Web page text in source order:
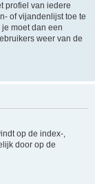
profiel van iedere
of vijandenlijst toe te
moet dan een
weer van de
op de index-,
door op de